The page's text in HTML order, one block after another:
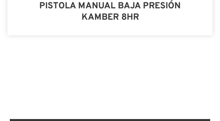
PISTOLA MANUAL BAJA PRESIÓN
KAMBER 8HR